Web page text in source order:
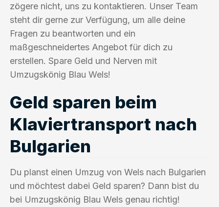
zögere nicht, uns zu kontaktieren. Unser Team
steht dir gerne zur Verfügung, um alle deine
Fragen zu beantworten und ein
maßgeschneidertes Angebot für dich zu
erstellen. Spare Geld und Nerven mit
Umzugskönig Blau Wels!
Geld sparen beim
Klaviertransport nach
Bulgarien
Du planst einen Umzug von Wels nach Bulgarien
und möchtest dabei Geld sparen? Dann bist du
bei Umzugskönig Blau Wels genau richtig!